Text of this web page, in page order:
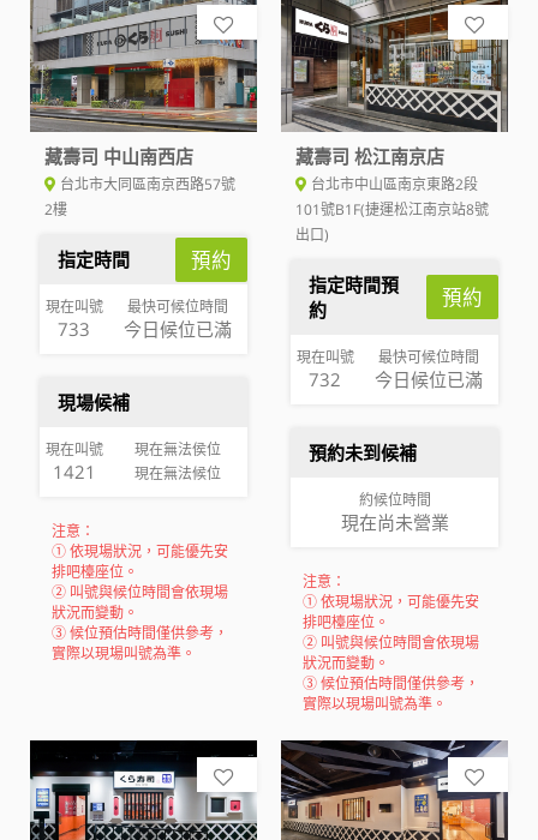
藏壽司 中山南西店
台北市大同區南京西路57號
2樓
指定時間 預約
現在叫號
733
最快可候位時間
今日候位已滿
現場候補
現在叫號
1421
現在無法侯位
現在無法候位
注意：
① 依現場狀況，可能優先安
排吧檯座位。
② 叫號與候位時間會依現場
狀況而變動。
③ 候位預估時間僅供參考，
實際以現場叫號為準。
藏壽司 松江南京店
台北市中山區南京東路2段
101號B1F(捷運松江南京站8號
出口)
指定時間預
約
預約
現在叫號
732
最快可候位時間
今日候位已滿
預約未到候補
約候位時間
現在尚未營業
注意：
① 依現場狀況，可能優先安
排吧檯座位。
② 叫號與候位時間會依現場
狀況而變動。
③ 候位預估時間僅供參考，
實際以現場叫號為準。